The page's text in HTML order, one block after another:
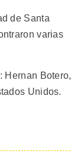
de Santa
varias
Hernan Botero,
Unidos.